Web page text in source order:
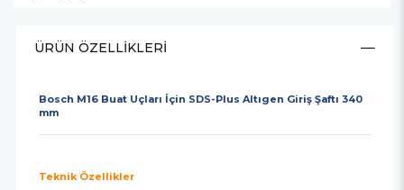
ÜRÜN ÖZELLIKLERI
Bosch M16 Buat Uçları İçin SDS-Plus Altıgen Giriş Şaftı 340
mm
Teknik Özellikler